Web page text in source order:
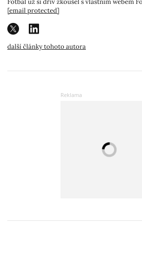
Fotbal už si dřív zkoušel s vlastním webem
[email protected]
další články tohoto autora